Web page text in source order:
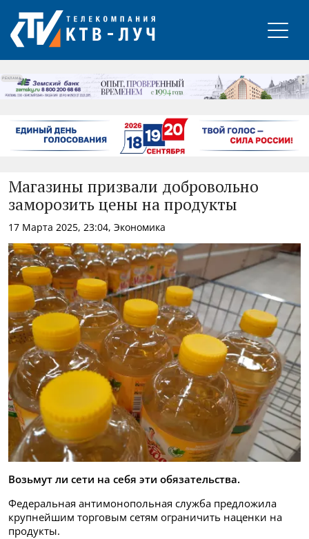
РЕКЛАМА
Магазины призвали добровольно
заморозить цены на продукты
17 Марта 2025, 23:04, Экономика
Возьмут ли сети на себя эти обязательства.
Федеральная антимонопольная служба предложила
крупнейшим торговым сетям ограничить наценки на
продукты.